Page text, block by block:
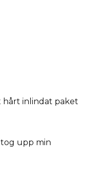
hårt inlindat paket
tog upp min